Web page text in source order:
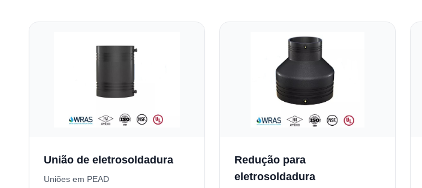
União de eletrosoldadura
Uniões em PEAD
Redução para
eletrosoldadura